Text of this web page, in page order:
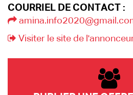
COURRIEL DE CONTACT :
Visiter le site de